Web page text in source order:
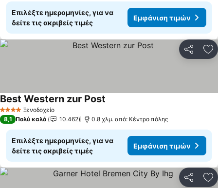
Επιλέξτε ημερομηνίες, για να
δείτε τις ακριβείς τιμές
Εμφάνιση τιμών
4 ΑστέριαΞενοδοχείο
Best Western zur Post
8,1 Πολύ καλό 10.462 0.8 χλμ. από: Κέντρο πόλης
Επιλέξτε ημερομηνίες, για να
δείτε τις ακριβείς τιμές
Εμφάνιση τιμών